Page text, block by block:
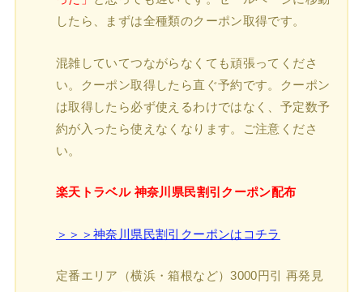
したら、まずは全種類のクーポン取得です。
混雑していてつながらなくても頑張ってくださ
い。クーポン取得したら直ぐ予約です。クーポン
は取得したら必ず使えるわけではなく、予定数予
約が入ったら使えなくなります。ご注意くださ
い。
楽天トラベル 神奈川県民割引クーポン配布
＞＞＞神奈川県民割引クーポンはコチラ
定番エリア（横浜・箱根など）3000円引 再発見